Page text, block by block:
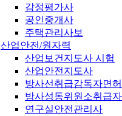
감정평가사
공인중개사
주택관리사보
산업안전/원자력
산업보건지도사 시험
산업안전지도사
방사선취급감독자면허
방사성동위원소취급
연구실안전관리사